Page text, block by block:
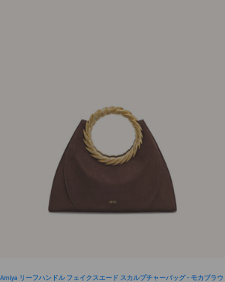
Amiya リーフハンドル フェイクスエード スカルプチャーバッグ - モカブラウ